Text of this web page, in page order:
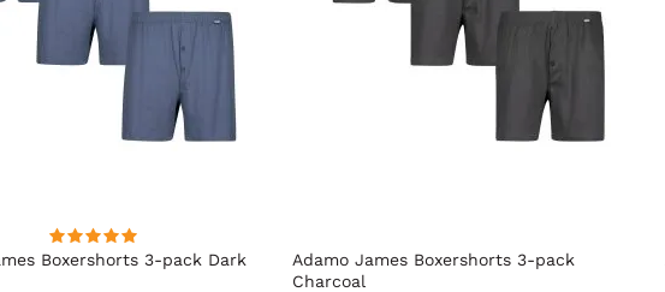
Boxershorts 3-pack Dark
Adamo James Boxershorts 3-pack
Charcoal